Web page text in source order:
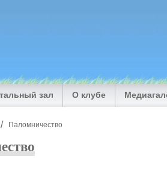
зал О клубе
Паломничество